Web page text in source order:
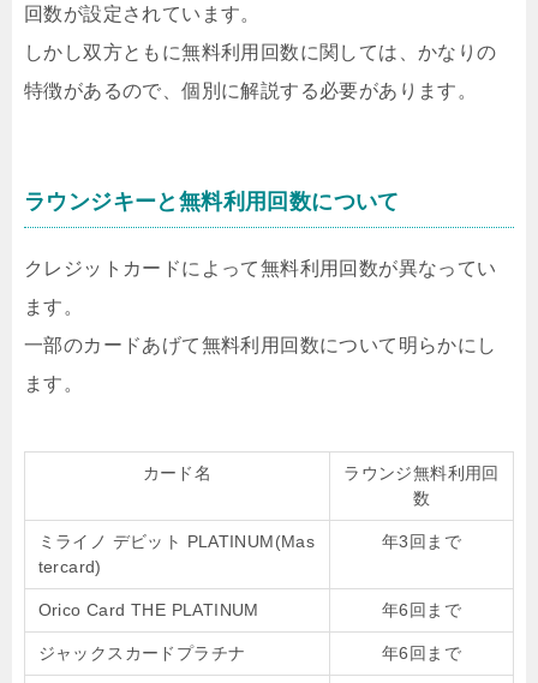
回数が設定されています。
しかし双方ともに無料利用回数に関しては、かなりの
特徴があるので、個別に解説する必要があります。
ラウンジキーと無料利用回数について
クレジットカードによって無料利用回数が異なってい
ます。
一部のカードあげて無料利用回数について明らかにし
ます。
カード名
ラウンジ無料利用回
数
ミライノ デビット PLATINUM(Mas
tercard)
年3回まで
Orico Card THE PLATINUM 年6回まで
ジャックスカードプラチナ 年6回まで